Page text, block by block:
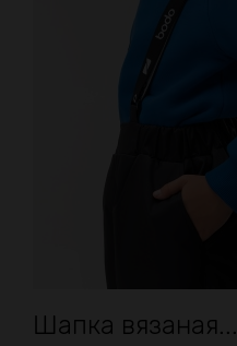
Шапка вязаная...